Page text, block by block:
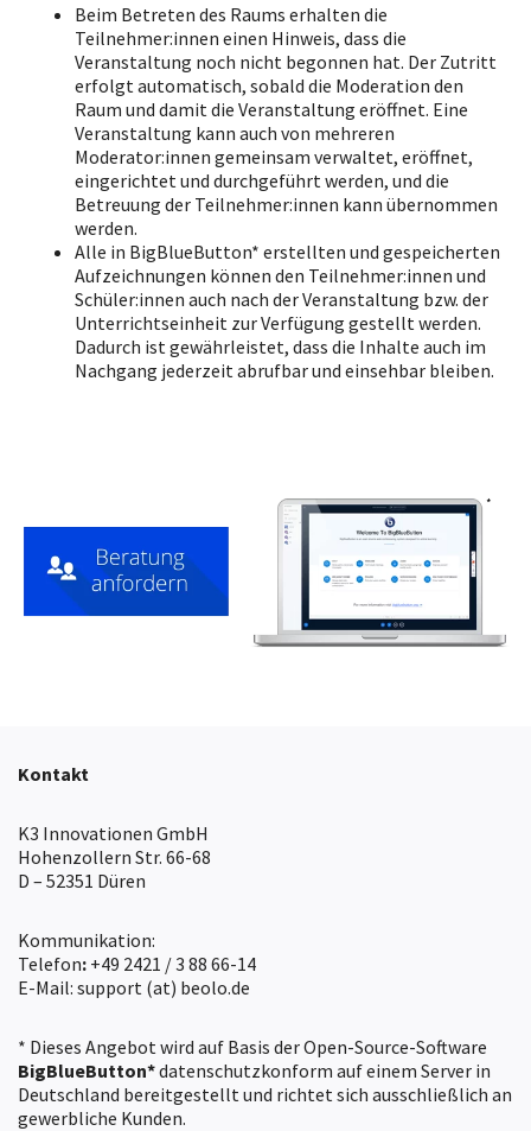
Beim Betreten des Raums erhalten die
Teilnehmer:innen einen Hinweis, dass die
Veranstaltung noch nicht begonnen hat. Der Zutritt
erfolgt automatisch, sobald die Moderation den
Raum und damit die Veranstaltung eröffnet. Eine
Veranstaltung kann auch von mehreren
Moderator:innen gemeinsam verwaltet, eröffnet,
eingerichtet und durchgeführt werden, und die
Betreuung der Teilnehmer:innen kann übernommen
werden.
Alle in BigBlueButton* erstellten und gespeicherten
Aufzeichnungen können den Teilnehmer:innen und
Schüler:innen auch nach der Veranstaltung bzw. der
Unterrichtseinheit zur Verfügung gestellt werden.
Dadurch ist gewährleistet, dass die Inhalte auch im
Nachgang jederzeit abrufbar und einsehbar bleiben.
Kontakt
K3 Innovationen GmbH
Hohenzollern Str. 66-68
D – 52351 Düren
Kommunikation:
Telefon: +49 2421 / 3 88 66-14
E-Mail: support (at) beolo.de
* Dieses Angebot wird auf Basis der Open-Source-Software
BigBlueButton*datenschutzkonform auf einem Server in
Deutschland bereitgestellt und richtet sich ausschließlich an
gewerbliche Kunden.